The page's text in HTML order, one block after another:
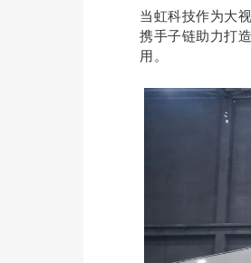
当虹科技作为大
携手子链助力打
用。